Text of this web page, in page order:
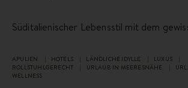
Süditalienischer Lebensstil mit dem
APULIEN HOTELS LÄNDLICHE IDYLLE
LUXUS
ROLLSTUHLGERECHT
URLAUB IN MEERESNÄHE
WELLNESS